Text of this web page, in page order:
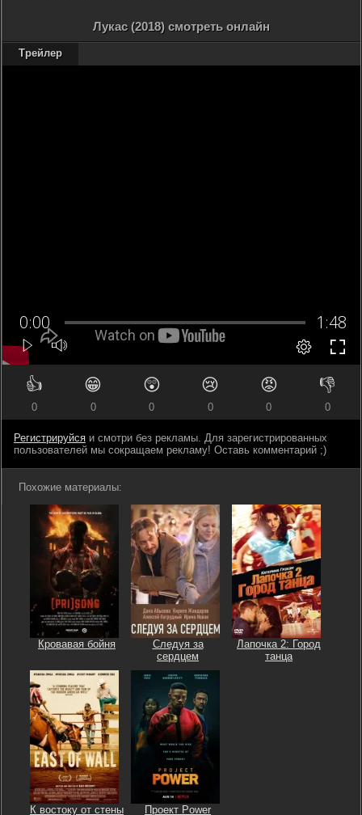
Лукас (2018) смотреть онлайн
Трейлер
👍
0
😁
0
😲
0
😢
0
😡
0
👎
0
Регистрируйся и смотри без рекламы. Для зарегистрированных
пользователей мы сокращаем рекламу! Оставь комментарий ;)
Похожие материалы:
Кровавая бойня
Следуя за
сердцем
Лапочка 2: Город
танца
К востоку от стены Проект Power